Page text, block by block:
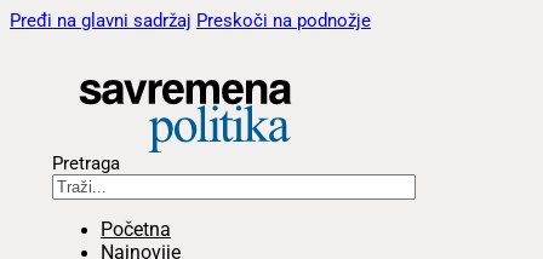
Pređi na glavni sadržaj Preskoči na podnožje
Pretraga
Početna
Najnovije